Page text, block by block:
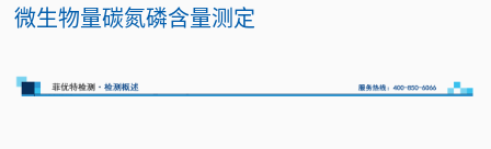
微生物量碳氮磷含量测定